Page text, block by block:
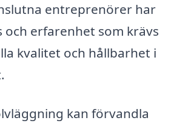
entreprenörer har
och erfarenhet som krävs
kvalitet och hållbarhet i
kan förvandla